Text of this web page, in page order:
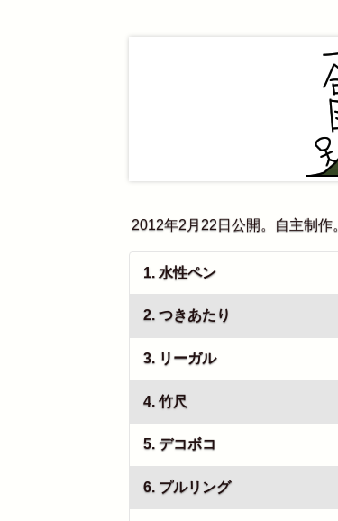
2012年2月22日公開。自主制作
1. 水性ペン
2. つきあたり
3. リーガル
4. 竹尺
5. デコボコ
6. プルリング